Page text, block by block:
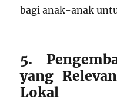
bagi anak-anak
5.
yang
Lokal